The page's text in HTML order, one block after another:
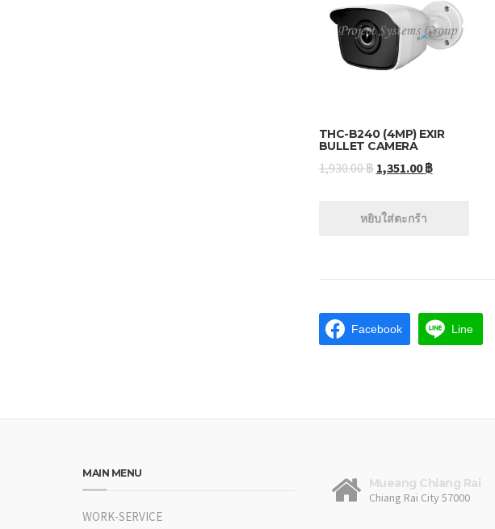
THC-B240 (4MP) EXIR
BULLET CAMERA
1,930.00฿ 1,351.00฿
หยิบใส่ตะกร้า
Facebook Line
MAIN MENU
WORK-SERVICE
Mueang Chiang Rai
Chiang Rai City 57000